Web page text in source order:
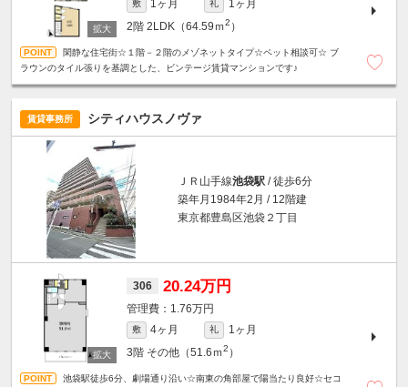
敷 1ヶ月 礼
1ヶ月
2階 2LDK（64.59ｍ2 ）
閑静な住宅街☆１階－２階のメゾネットタイプ☆ペット相談可☆ ブ
ラウンのタイル張りを基調とした、ビンテージ賃貸マンションです♪
賃貸事務所 シティハウスノヴァ
ＪＲ山手線池袋駅 / 徒歩6分
築年月1984年2月 / 12階建
東京都豊島区池袋２丁目
306 20.24万円
1.76万円
敷 4ヶ月 礼
1ヶ月
3階 その他（51.6ｍ2 ）
池袋駅徒歩6分、劇場通り沿い☆南東の角部屋で陽当たり良好☆セコ